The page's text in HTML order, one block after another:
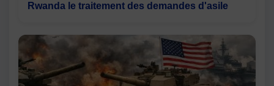
Rwanda le traitement des demandes d'asile